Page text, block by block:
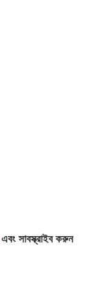
এবং সাবস্ক্রাইব করুন